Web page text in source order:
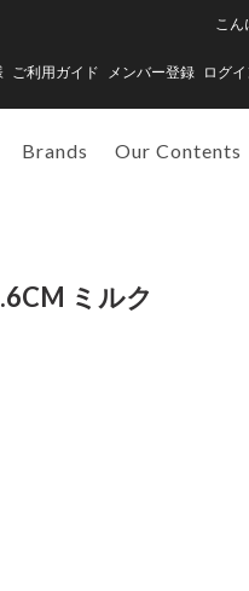
こん
ご利用ガイド メンバー登録 ログ
Brands Our Contents
ミルク